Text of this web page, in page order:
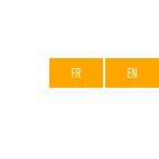
FR EN